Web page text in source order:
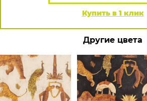
Купить в 1 клик
Другие цвета